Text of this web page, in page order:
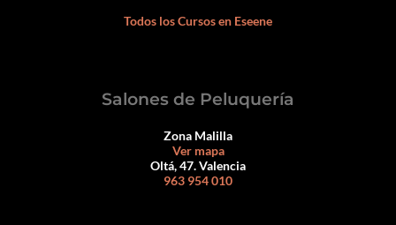
Todos los Cursos en Eseene
Salones de Peluquería
Zona Malilla
Ver mapa
Oltá, 47. Valencia
963 954 010